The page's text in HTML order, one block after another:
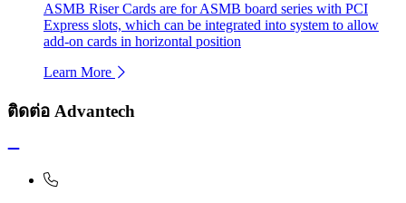
ASMB Riser Cards are for ASMB board series with PCI
Express slots, which can be integrated into system to allow
add-on cards in horizontal position
Learn More
ติดต่อ Advantech